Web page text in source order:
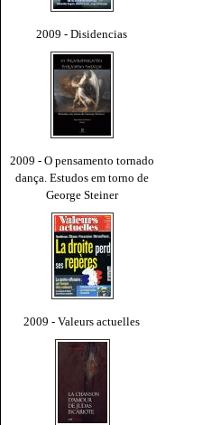
2009 - Disidencias
2009 - O pensamento tornado
dança. Estudos em torno de
George Steiner
2009 - Valeurs actuelles